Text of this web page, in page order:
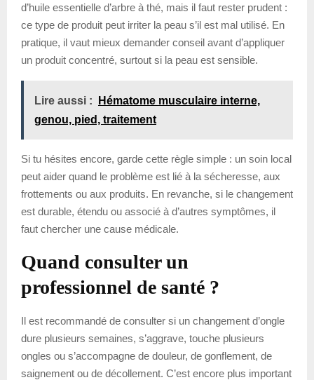
d’huile essentielle d’arbre à thé, mais il faut rester prudent :
ce type de produit peut irriter la peau s’il est mal utilisé. En
pratique, il vaut mieux demander conseil avant d’appliquer
un produit concentré, surtout si la peau est sensible.
Lire aussi :
Hématome musculaire interne,
genou, pied, traitement
Si tu hésites encore, garde cette règle simple : un soin local
peut aider quand le problème est lié à la sécheresse, aux
frottements ou aux produits. En revanche, si le changement
est durable, étendu ou associé à d’autres symptômes, il
faut chercher une cause médicale.
Quand consulter un
professionnel de santé ?
Il est recommandé de consulter si un changement d’ongle
dure plusieurs semaines, s’aggrave, touche plusieurs
ongles ou s’accompagne de douleur, de gonflement, de
saignement ou de décollement. C’est encore plus important